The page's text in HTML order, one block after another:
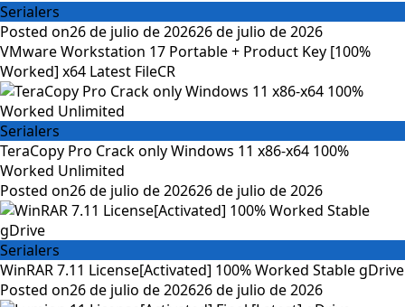
Serialers
Posted on26 de julio de 202626 de julio de 2026
VMware Workstation 17 Portable + Product Key [100%
Worked] x64 Latest FileCR
Serialers
TeraCopy Pro Crack only Windows 11 x86-x64 100%
Worked Unlimited
Posted on26 de julio de 202626 de julio de 2026
Serialers
WinRAR 7.11 License[Activated] 100% Worked Stable gDrive
Posted on26 de julio de 202626 de julio de 2026